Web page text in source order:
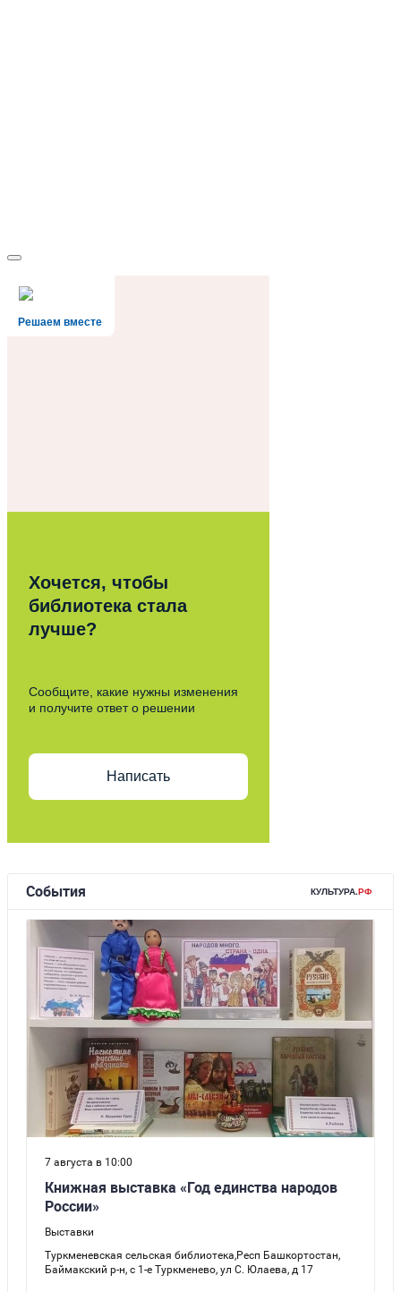
Решаем вместе
Хочется, чтобы
библиотека стала
лучше?
Сообщите, какие нужны изменения
и получите ответ о решении
Написать